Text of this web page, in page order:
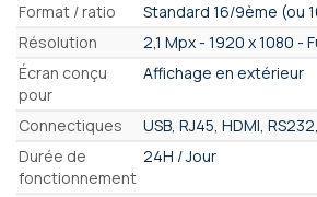
Format / ratio
Standard 16/9ème (ou
Résolution
2,1 Mpx - 1920 x 1080 -
Écran conçu
pour
Affichage en extérieur
Connectiques
USB, RJ45, HDMI,
Durée de
fonctionnement
24H / Jour